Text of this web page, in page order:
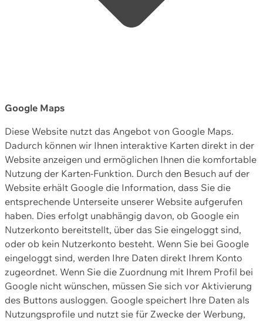
Google Maps
Diese Website nutzt das Angebot von Google Maps.
Dadurch können wir Ihnen interaktive Karten direkt in der
Website anzeigen und ermöglichen Ihnen die komfortable
Nutzung der Karten-Funktion. Durch den Besuch auf der
Website erhält Google die Information, dass Sie die
entsprechende Unterseite unserer Website aufgerufen
haben. Dies erfolgt unabhängig davon, ob Google ein
Nutzerkonto bereitstellt, über das Sie eingeloggt sind,
oder ob kein Nutzerkonto besteht. Wenn Sie bei Google
eingeloggt sind, werden Ihre Daten direkt Ihrem Konto
zugeordnet. Wenn Sie die Zuordnung mit Ihrem Profil bei
Google nicht wünschen, müssen Sie sich vor Aktivierung
des Buttons ausloggen. Google speichert Ihre Daten als
Nutzungsprofile und nutzt sie für Zwecke der Werbung,